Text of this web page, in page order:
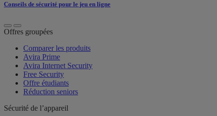
Conseils de sécurité pour le jeu en ligne
Offres groupées
Comparer les produits
Avira Prime
Avira Internet Security
Free Security
Offre étudiants
Réduction seniors
Sécurité de l’appareil